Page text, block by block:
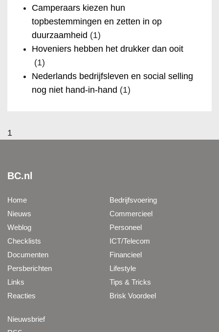
Camperaars kiezen hun
topbestemmingen en zetten in op
duurzaamheid (1)
Hoveniers hebben het drukker dan ooit
(1)
Nederlands bedrijfsleven en social selling
nog niet hand-in-hand (1)
1
BC.nl
Home
Nieuws
Weblog
Checklists
Documenten
Persberichten
Links
Reacties
Bedrijfsvoering
Commercieel
Personeel
ICT/Telecom
Financieel
Lifestyle
Tips & Tricks
Brisk Voordeel
Nieuwsbrief